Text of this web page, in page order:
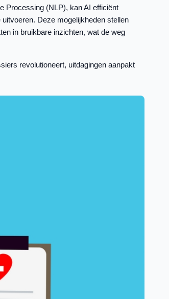
Processing (NLP), kan AI efficiënt
Deze mogelijkheden stellen
in bruikbare inzichten, wat de weg
revolutioneert, uitdagingen aanpakt